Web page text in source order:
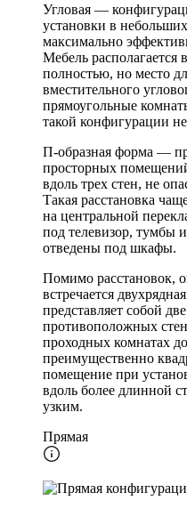
Угловая —
установки в
максимально
Мебель располагается
полностью, но место
вместительного
прямоугольные
такой конфигурации
П-образная форма —
просторных
вдоль трех стен, не
Такая расстановка
на центральной
под телевизор, тумбы
отведены под шкафы.
Помимо расстановок,
встречается
представляет собой
противоположных
проходных комнатах
преимущественно
помещение при
вдоль более длинной
узким.
Прямая